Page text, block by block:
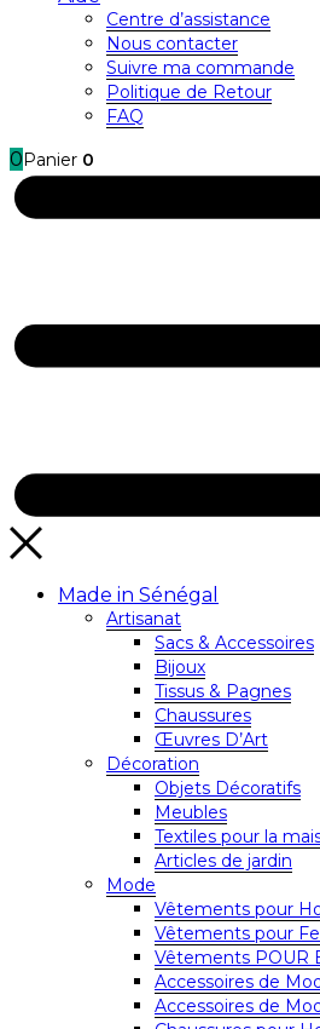
Centre d’assistance
Nous contacter
Suivre ma commande
Politique de Retour
FAQ
0 Panier 0
Made in Sénégal
Artisanat
Sacs & Accessoires
Bijoux
Tissus & Pagnes
Chaussures
Œuvres D’Art
Décoration
Objets Décoratifs
Meubles
Textiles pour la
Articles de jardin
Mode
Vêtements pour
Vêtements pour
Vêtements POUR
Accessoires de
Accessoires de